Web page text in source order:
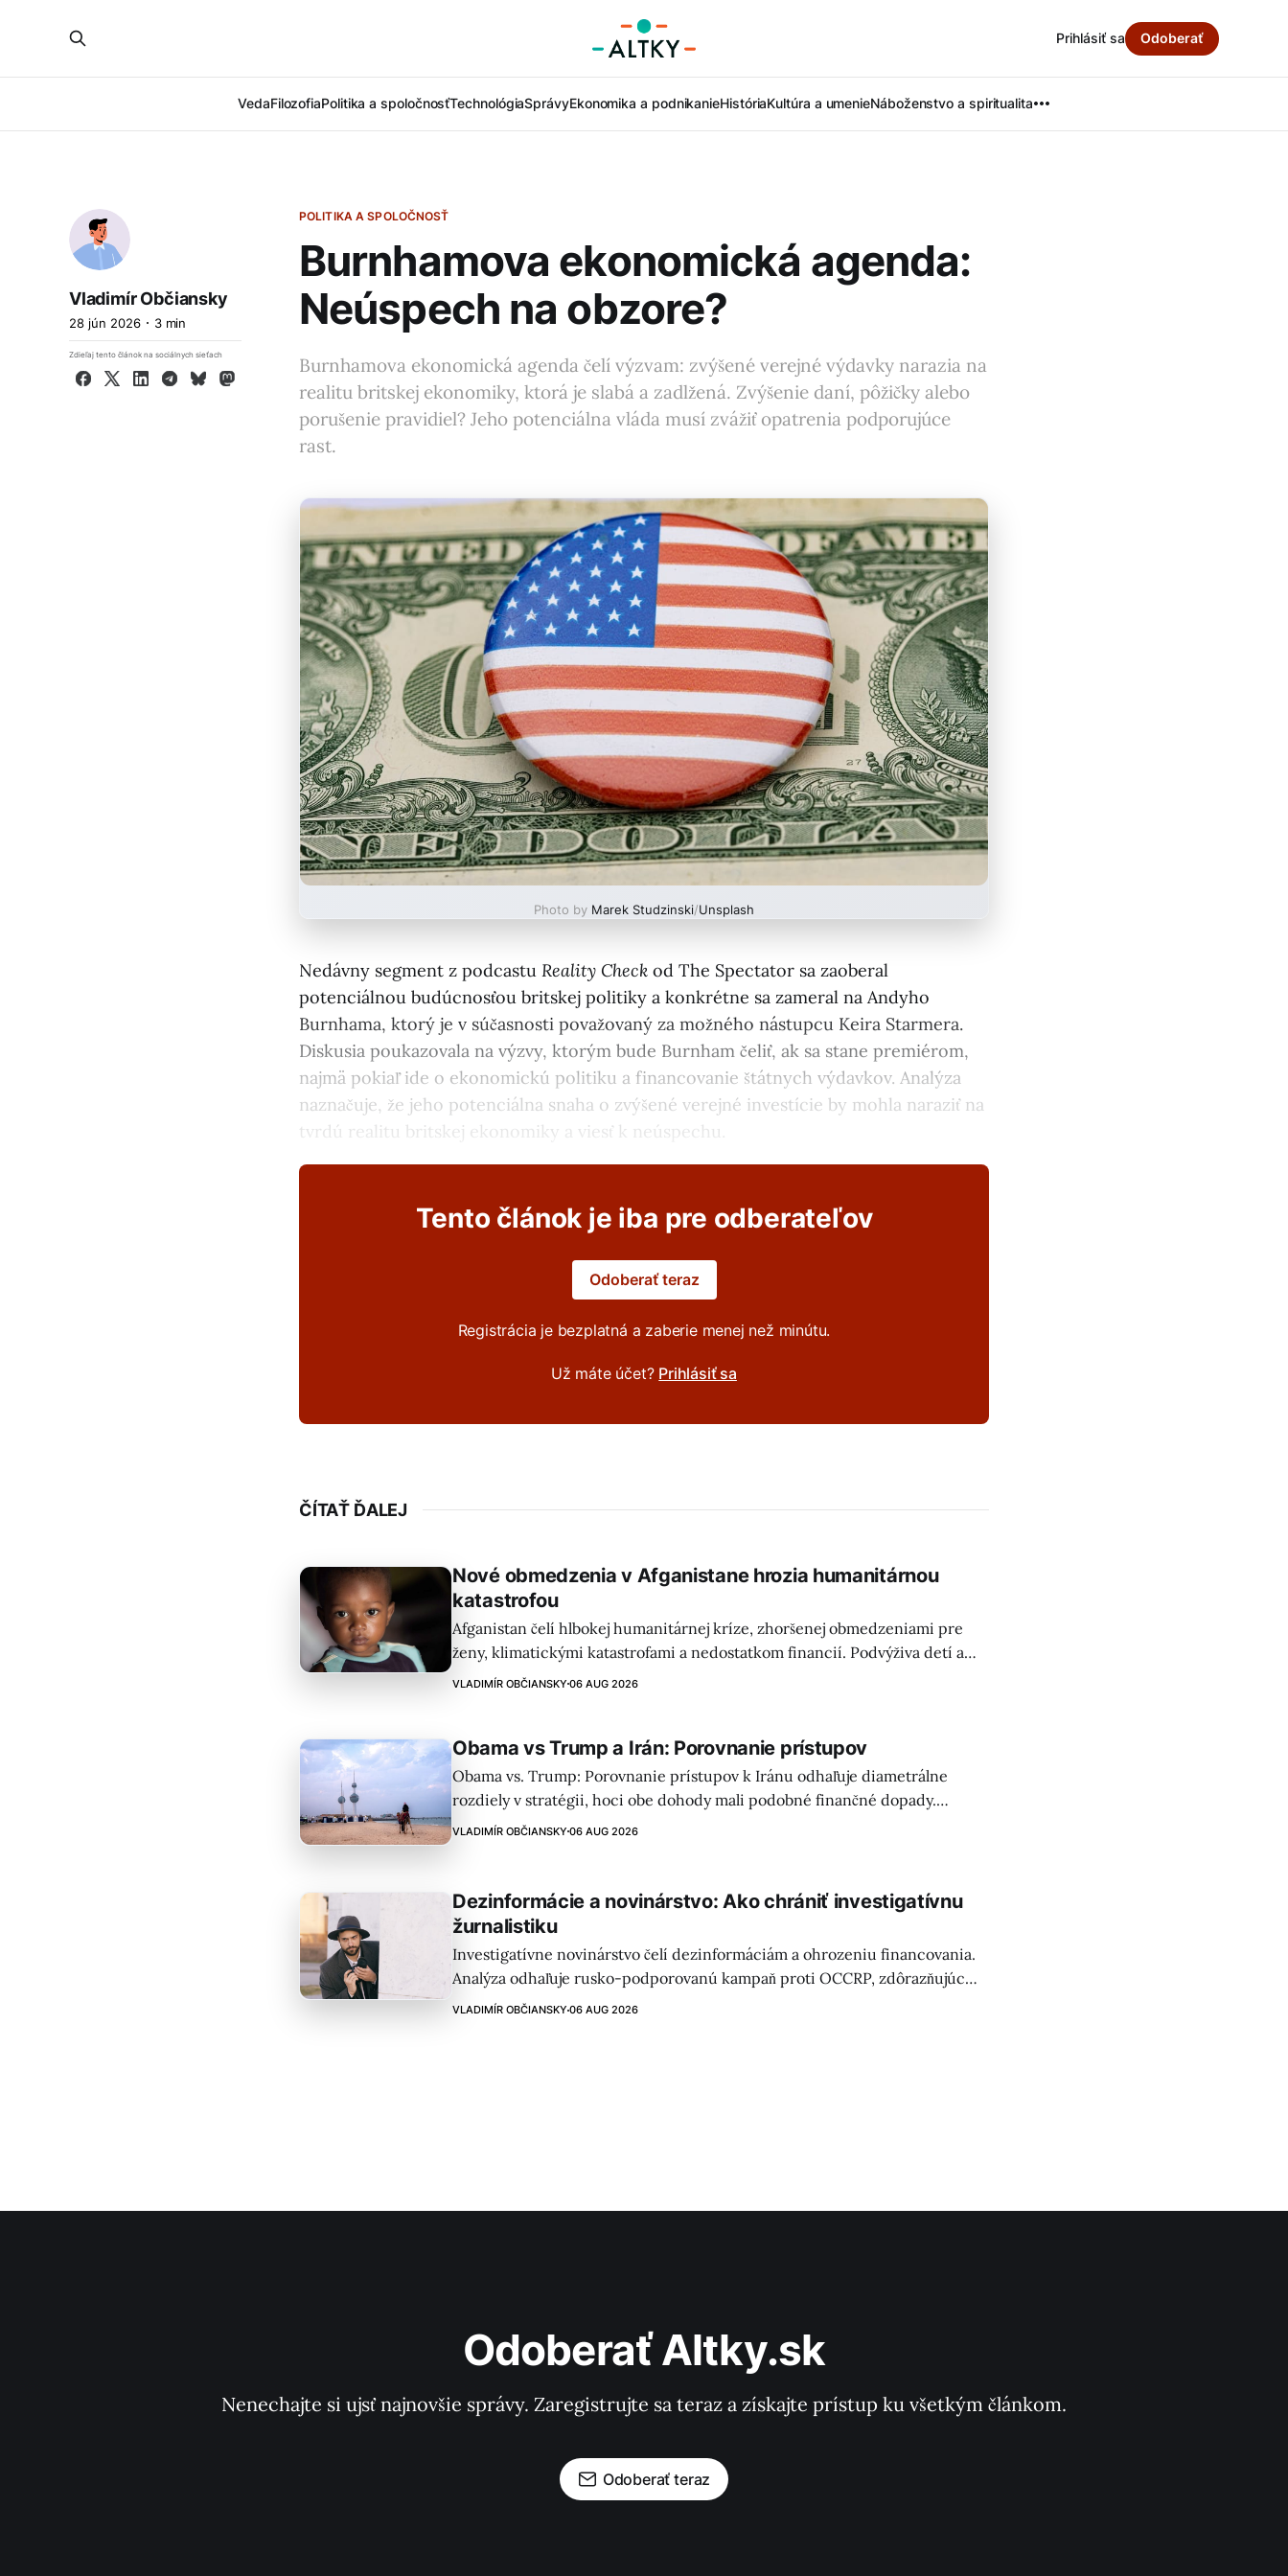
VedaFilozofiaPolitika a spoločnosťTechnológiaSprávyEkonomika a podnikanieHistóriaKultúra a umenieNáboženstvo a spiritualita
Prihlásiť sa Odoberať
POLITIKA A SPOLOČNOSŤ
Burnhamova ekonomická agenda:
Neúspech na obzore?
Burnhamova ekonomická agenda čelí výzvam: zvýšené verejné výdavky narazia na
realitu britskej ekonomiky, ktorá je slabá a zadlžená. Zvýšenie daní, pôžičky alebo
porušenie pravidiel? Jeho potenciálna vláda musí zvážiť opatrenia podporujúce
rast.
Vladimír Občiansky
28 jún 2026 3 min
Zdieľaj tento článok na sociálnych sieťach
Facebook
X LinkedInTelegram
BlueskyMastodon
Photo by Marek Studzinski/Unsplash
Nedávny segment z podcastu Reality Check od The Spectator sa zaoberal
potenciálnou budúcnosťou britskej politiky a konkrétne sa zameral na Andyho
Burnhama, ktorý je v súčasnosti považovaný za možného nástupcu Keira Starmera.
Diskusia poukazovala na výzvy, ktorým bude Burnham čeliť, ak sa stane premiérom,
najmä pokiaľ ide o ekonomickú politiku a financovanie štátnych výdavkov. Analýza
naznačuje, že jeho potenciálna snaha o zvýšené verejné investície by mohla naraziť na
tvrdú realitu britskej ekonomiky a viesť k neúspechu.
Tento článok je iba pre odberateľov
Odoberať teraz
Registrácia je bezplatná a zaberie menej než minútu.
Už máte účet? Prihlásiť sa
ČÍTAŤ ĎALEJ
Nové obmedzenia v Afganistane hrozia humanitárnou
katastrofou
Afganistan čelí hlbokej humanitárnej kríze, zhoršenej obmedzeniami pre
ženy, klimatickými katastrofami a nedostatkom financií. Podvýživa detí a
bezpečnostné riziká situáciu ešte stupňujú.
VLADIMÍR OBČIANSKY 06 AUG 2026
Obama vs Trump a Irán: Porovnanie prístupov
Obama vs. Trump: Porovnanie prístupov k Iránu odhaľuje diametrálne
rozdiely v stratégii, hoci obe dohody mali podobné finančné dopady.
Zeihan tvrdí, že Trumpova politika predstavuje „strategickú abdikačnú“
VLADIMÍR OBČIANSKY 06 AUG 2026
Dezinformácie a novinárstvo: Ako chrániť investigatívnu
žurnalistiku
Investigatívne novinárstvo čelí dezinformáciám a ohrozeniu financovania.
Analýza odhaľuje rusko-podporovanú kampaň proti OCCRP, zdôrazňujúc
potrebu overovania faktov a kritického myslenia v žurnalistike.
VLADIMÍR OBČIANSKY 06 AUG 2026
Odoberať Altky.sk
Nenechajte si ujsť najnovšie správy. Zaregistrujte sa teraz a získajte prístup ku všetkým článkom.
Odoberať teraz